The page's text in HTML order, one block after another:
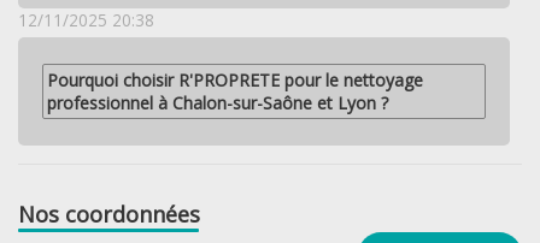
12/11/2025 20:38
Pourquoi choisir R'PROPRETE pour le nettoyage
professionnel à Chalon-sur-Saône et Lyon ?
Nos coordonnées